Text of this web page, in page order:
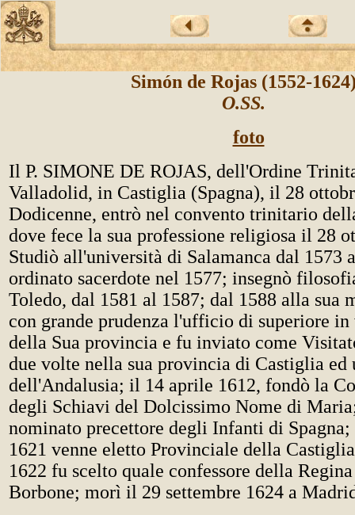
Simón de Rojas (1552-
O.SS.
foto
Il P. SIMONE DE ROJAS, dell'Ordine
Valladolid, in Castiglia (Spagna), il 28
Dodicenne, entrò nel convento trinitario
dove fece la sua professione religiosa il 28
Studiò all'università di Salamanca dal 1573
ordinato sacerdote nel 1577; insegnò
Toledo, dal 1581 al 1587; dal 1588 alla sua
con grande prudenza l'ufficio di superiore
della Sua provincia e fu inviato come
due volte nella sua provincia di Castiglia ed
dell'Andalusia; il 14 aprile 1612, fondò la
degli Schiavi del Dolcissimo Nome di
nominato precettore degli Infanti di
1621 venne eletto Provinciale della
1622 fu scelto quale confessore della
Borbone; morì il 29 settembre 1624 a